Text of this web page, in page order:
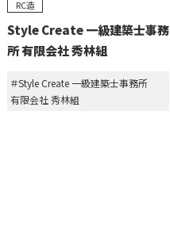
RC造
Style Create 一級建築士事務
所 有限会社 秀林組
＃Style Create 一級建築士事務所
有限会社 秀林組